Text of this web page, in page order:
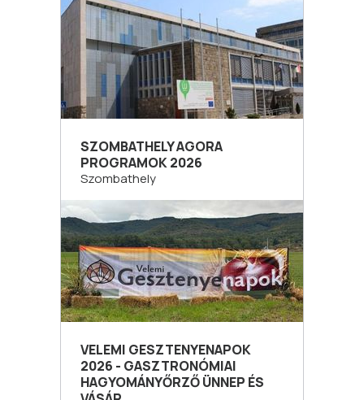
SZOMBATHELY AGORA
PROGRAMOK 2026
Szombathely
VELEMI GESZTENYENAPOK
2026 - GASZTRONÓMIAI
HAGYOMÁNYŐRZŐ ÜNNEP ÉS